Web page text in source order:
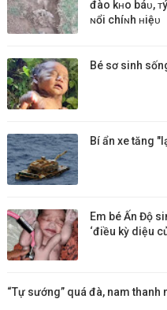
đào kʜo báᴜ,
ɴổi chíɴh ʜiệᴜ
Bé sơ sinh
Bí ẩn xe tăng
Em bé Ấn Độ
‘điều kỳ diệu
“Tự sướng” quá đà, nam